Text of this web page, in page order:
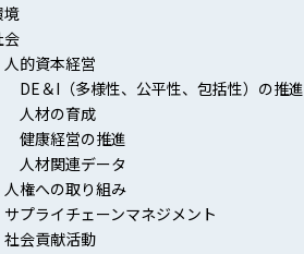
境
会
人的資本経営
DE＆I（多様性、公平性、包括性）の推進
人材の育成
健康経営の推進
人材関連データ
人権への取り組み
サプライチェーンマネジメント
社会貢献活動